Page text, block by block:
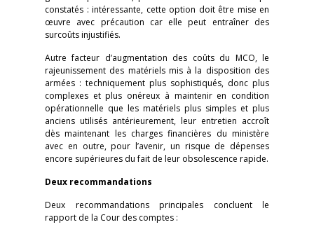
constatés : intéressante, cette option doit être mise en
œuvre avec précaution car elle peut entraîner des
surcoûts injustifiés.
Autre facteur d’augmentation des coûts du MCO, le
rajeunissement des matériels mis à la disposition des
armées : techniquement plus sophistiqués, donc plus
complexes et plus onéreux à maintenir en condition
opérationnelle que les matériels plus simples et plus
anciens utilisés antérieurement, leur entretien accroît
dès maintenant les charges financières du ministère
avec en outre, pour l’avenir, un risque de dépenses
encore supérieures du fait de leur obsolescence rapide.
Deux recommandations
Deux recommandations principales concluent le
rapport de la Cour des comptes :